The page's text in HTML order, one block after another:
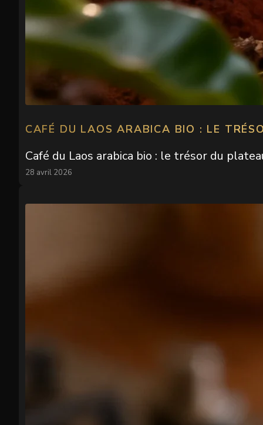
CAFÉ DU LAOS ARABICA BIO : LE
Café du Laos arabica bio : le trésor du
28 avril 2026